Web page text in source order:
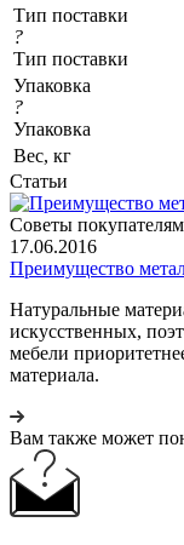
Тип поставки
?
Тип поставки
Упаковка
?
Упаковка
Вес, кг
Статьи
Советы покупателям
17.06.2016
Преимущество
Натуральные
искусственных,
мебели
материала.
Вам также может